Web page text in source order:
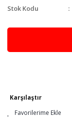
Stok Kodu
Karşılaştır